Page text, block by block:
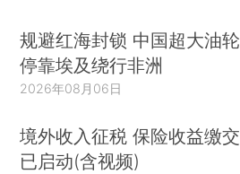
规避红海封锁 中国超大油轮
停靠埃及绕行非洲
2026年08月06日
境外收入征税 保险收益缴交
已启动(含视频)